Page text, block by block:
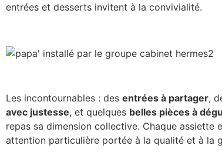
entrées et desserts invitent à la convivialité.
Les incontournables : des entrées à partager,
avec justesse, et quelques belles pièces à
repas sa dimension collective. Chaque assiette
attention particulière portée à la qualité et à la